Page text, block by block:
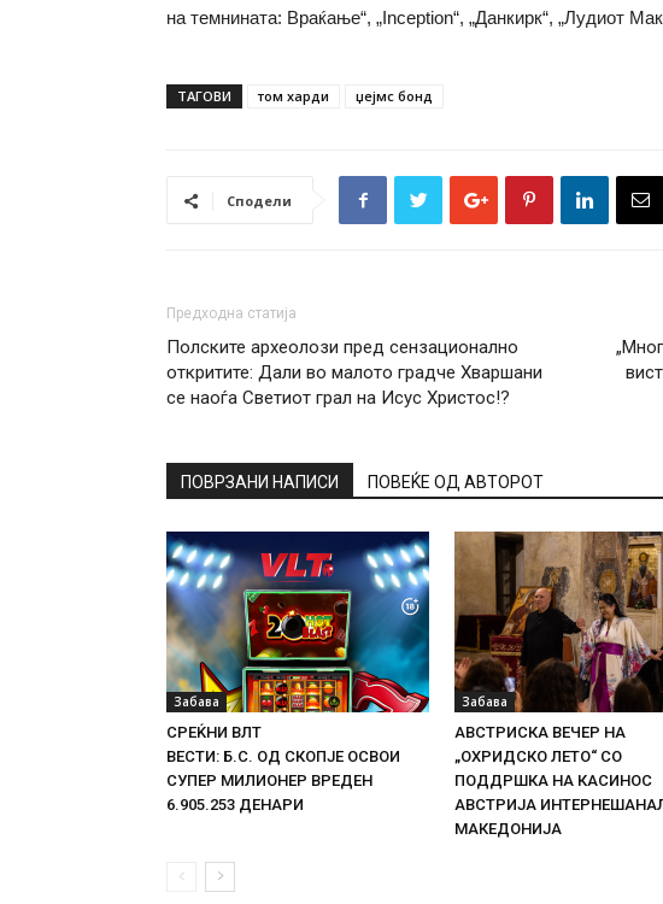
на темнината: Враќање“, „Inception“, „Данкирк“, „Лудиот
ТАГОВИ том харди џејмс бонд
Сподели
Предходна статија
Полските археолози пред сензационално
откритите: Дали во малото градче Хваршани
се наоѓа Светиот грал на Исус Христос!?
ПОВРЗАНИ НАПИСИ ПОВЕЌЕ ОД АВТОРОТ
Забава
СРЕЌНИ ВЛТ
ВЕСТИ: Б.С. ОД СКОПЈЕ ОСВОИ
СУПЕР МИЛИОНЕР ВРЕДЕН
6.905.253 ДЕНАРИ
Забава
АВСТРИСКА ВЕЧЕР НА
„ОХРИДСКО ЛЕТО“ СО
ПОДДРШКА НА КАСИНОС
АВСТРИЈА
МАКЕДОНИЈА